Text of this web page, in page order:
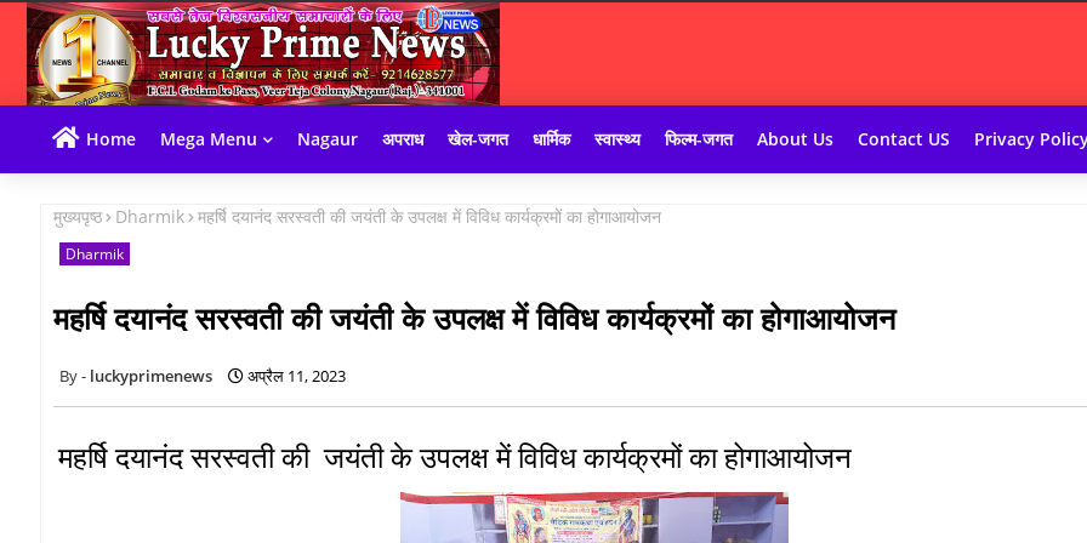
Home Mega Menu Nagaur अपराध खेल-जगत धार्मिक स्वास्थ्य फिल्म-जगत About Us Contact US Privacy
मुख्यपृष्ठ Dharmik महर्षि दयानंद सरस्वती की जयंती के उपलक्ष में विविध कार्यक्रमों का होगाआयोजन
Dharmik
महर्षि दयानंद सरस्वती की जयंती के उपलक्ष में विविध कार्यक्रमों का होगाआयोजन
luckyprimenews अप्रैल 11, 2023
महर्षि दयानंद सरस्वती की जयंती के उपलक्ष में विविध कार्यक्रमों का होगाआयोजन